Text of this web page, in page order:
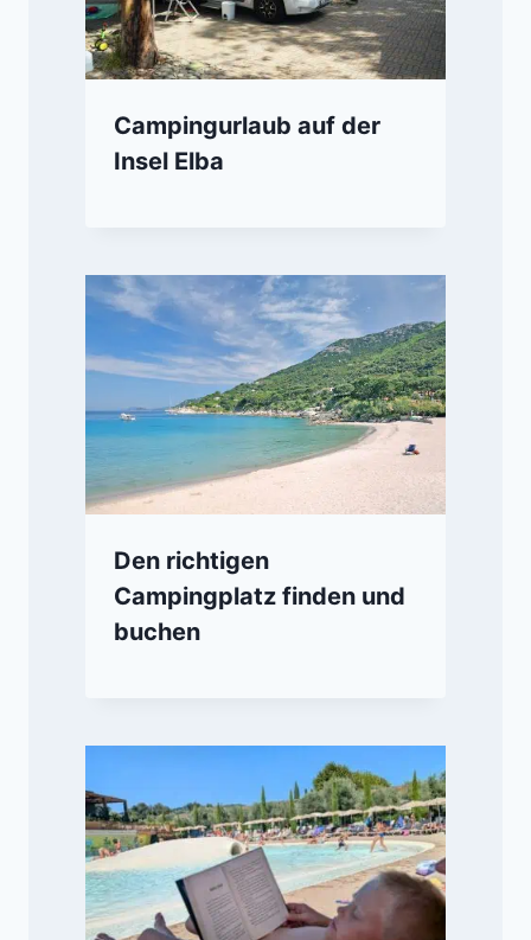
Campingurlaub auf der
Insel Elba
Den richtigen
Campingplatz finden und
buchen